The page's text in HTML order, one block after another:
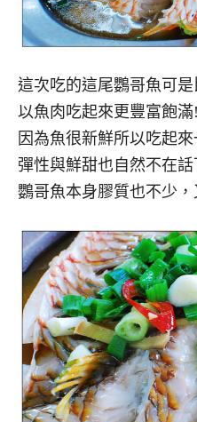
這次吃的這尾鸚哥魚可
以魚肉吃起來更豐富飽滿!
因為魚很新鮮所以吃起
彈性與鮮甜也自然不在話
鸚哥魚本身膠質也不少